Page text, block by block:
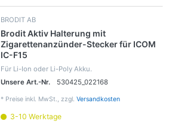
BRODIT AB
Brodit Aktiv Halterung mit
Zigarettenanzünder-Stecker für ICOM
IC-F15
Für Li-Ion oder Li-Poly Akku.
Unsere Art.-Nr.
530425_022168
* Preise inkl. MwSt., zzgl. Versandkosten
3-10 Werktage